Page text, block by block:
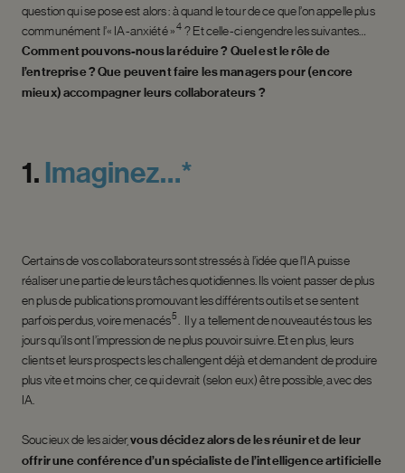
question qui se pose est alors : à quand le tour de ce que l’on appelle plus
communément l’« IA-anxiété »4 ? Et celle-ci engendre les suivantes…
Comment pouvons-nous la réduire ? Quel est le rôle de
l’entreprise ? Que peuvent faire les managers pour (encore
mieux) accompagner leurs collaborateurs ?
1. Imaginez…*
Certains de vos collaborateurs sont stressés à l’idée que l’IA puisse
réaliser une partie de leurs tâches quotidiennes. Ils voient passer de plus
en plus de publications promouvant les différents outils et se sentent
parfois perdus, voire menacés5
. Il y a tellement de nouveautés tous les
jours qu’ils ont l’impression de ne plus pouvoir suivre. Et en plus, leurs
clients et leurs prospects les challengent déjà et demandent de produire
plus vite et moins cher, ce qui devrait (selon eux) être possible, avec des
IA.
Soucieux de les aider,vous décidez alors de les réunir et de leur
offrir une conférence d’un spécialiste de l’intelligence artificielle